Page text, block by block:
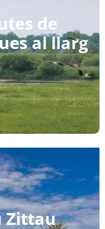
de
al llarg
Zittau